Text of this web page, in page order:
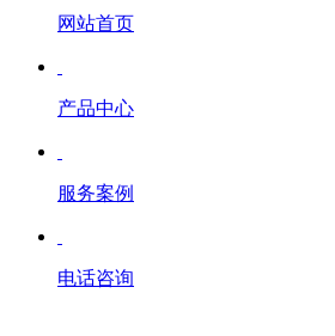
网站首页
产品中心
服务案例
电话咨询